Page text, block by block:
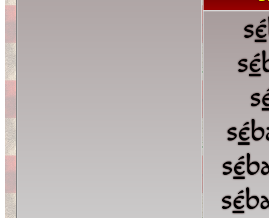
sé
sé
s
sé
sé
sé